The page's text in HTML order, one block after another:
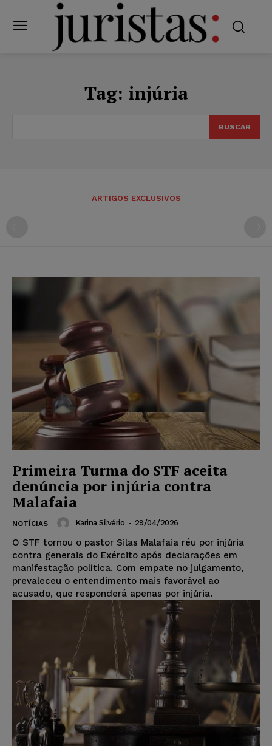
Tag: injúria
BUSCAR
ARTIGOS EXCLUSIVOS
Primeira Turma do STF aceita
denúncia por injúria contra
Malafaia
NOTÍCIAS Karina Silvério - 29/04/2026
O STF tornou o pastor Silas Malafaia réu por injúria
contra generais do Exército após declarações em
manifestação política. Com empate no julgamento,
prevaleceu o entendimento mais favorável ao
acusado, que responderá apenas por injúria.